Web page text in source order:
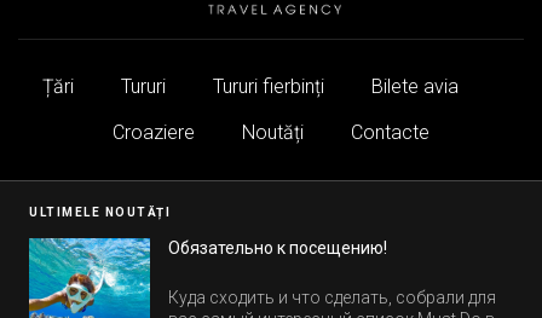
Țări Tururi Tururi fierbinți
Bilete avia
Croaziere
Noutăți Contacte
ULTIMELE NOUTĂȚI
Обязательно к посещению!
Куда сходить и что сделать, собрали для